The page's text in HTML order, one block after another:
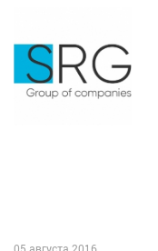
05 августа 2016